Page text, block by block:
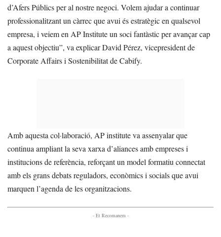
d’Afers Públics per al nostre negoci. Volem ajudar a continuar
professionalitzant un càrrec que avui és estratègic en qualsevol
empresa, i veiem en AP Institute un soci fantàstic per avançar cap
a aquest objectiu”, va explicar David Pérez, vicepresident de
Corporate Affairs i Sostenibilitat de Cabify.
Amb aquesta col·laboració, AP institute va assenyalar que
continua ampliant la seva xarxa d’aliances amb empreses i
institucions de referència, reforçant un model formatiu connectat
amb els grans debats reguladors, econòmics i socials que avui
marquen l’agenda de les organitzacions.
- Et Recomanem -